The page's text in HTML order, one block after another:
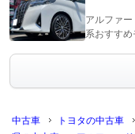
アルファ
系おすす
中古車 トヨタの中古車